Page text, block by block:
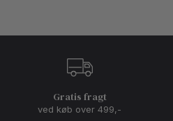
Gratis fragt
ved køb over 499,-